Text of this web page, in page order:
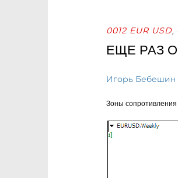
0012 EUR USD,
ЕЩЕ РАЗ
Игорь Бебешин
Зоны